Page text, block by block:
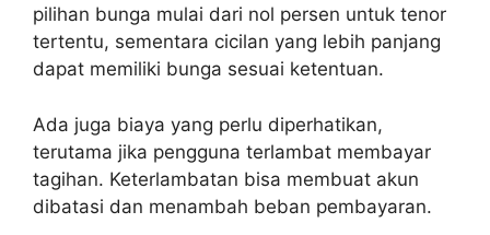
pilihan bunga mulai dari nol persen untuk tenor
tertentu, sementara cicilan yang lebih panjang
dapat memiliki bunga sesuai ketentuan.
Ada juga biaya yang perlu diperhatikan,
terutama jika pengguna terlambat membayar
tagihan. Keterlambatan bisa membuat akun
dibatasi dan menambah beban pembayaran.